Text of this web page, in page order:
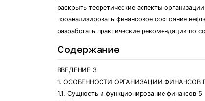
раскрыть теоретические аспекты
проанализировать финансовое состояние
разработать практические рекомендации по
Содержание
ВВЕДЕНИЕ 3
1. ОСОБЕННОСТИ ОРГАНИЗАЦИИ
1.1. Сущность и функционирование финансов 5